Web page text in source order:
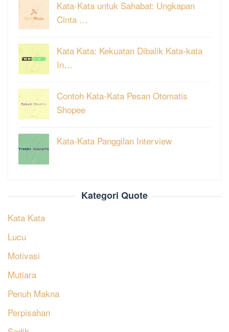
Kata-Kata untuk Sahabat: Ungkapan
Cinta …
Kata Kata: Kekuatan Dibalik Kata-kata
In…
Contoh Kata-Kata Pesan Otomatis
Shopee
Kata-Kata Panggilan Interview
Kategori Quote
Kata Kata
Lucu
Motivasi
Mutiara
Penuh Makna
Perpisahan